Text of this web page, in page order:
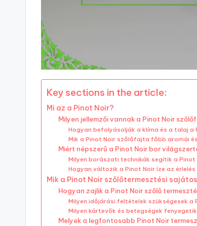
Key sections in the article:
Mi az a Pinot Noir?
Milyen jellemzői vannak a Pinot Noir
Hogyan befolyásolják a klíma és a talaj a
Mik a Pinot Noir szőlőfajta főbb aromái
Miért népszerű a Pinot Noir bor
Milyen borászati technikák segítik a
Hogyan változik a Pinot Noir íze az érlelés
Mik a Pinot Noir szőlőtermesztési
Hogyan zajlik a Pinot Noir szőlő
Milyen időjárási feltételek szükségesek a
Milyen kártevők és betegségek
Melyek a legfontosabb Pinot Noir